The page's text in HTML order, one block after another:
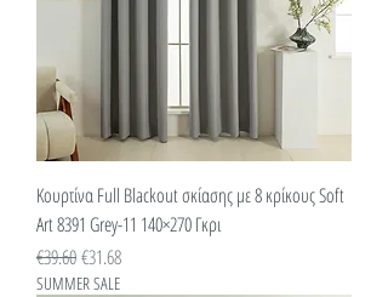
Κουρτίνα Full Blackout σκίασης με 8 κρίκους Soft
Art 8391 Grey-11 140×270 Γκρι
Κανονική τιμή
€39.60Τιμή Έκπτωσης
€31.68
SUMMER SALE